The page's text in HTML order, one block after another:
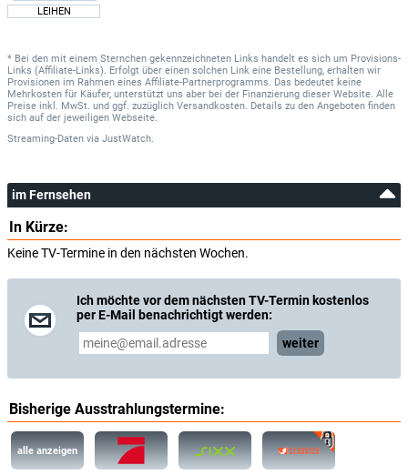
LEIHEN
* Bei den mit einem Sternchen gekennzeichneten Links handelt es sich um Provisions-
Links (Affiliate-Links). Erfolgt über einen solchen Link eine Bestellung, erhalten wir
Provisionen im Rahmen eines Affiliate-Partnerprogramms. Das bedeutet keine
Mehrkosten für Käufer, unterstützt uns aber bei der Finanzierung dieser Website. Alle
Preise inkl. MwSt. und ggf. zuzüglich Versandkosten. Details zu den Angeboten finden
sich auf der jeweiligen Webseite.
Streaming-Daten via JustWatch.
im Fernsehen
In Kürze:
Keine TV-Termine in den nächsten Wochen.
Ich möchte vor dem nächsten TV-Termin kostenlos
per E-Mail benachrichtigt werden:
weiter
Bisherige Ausstrahlungstermine:
alle anzeigen